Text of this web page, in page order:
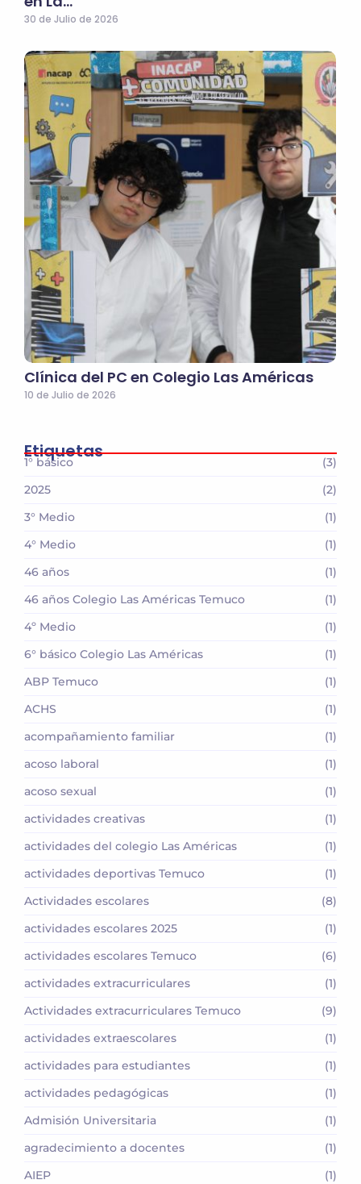
30 de Julio de 2026
Clínica del PC en Colegio Las Américas
10 de Julio de 2026
Etiquetas
1° básico
(3)
2025
(2)
3° Medio
(1)
4° Medio
(1)
46 años
(1)
46 años Colegio Las Américas Temuco
(1)
4º Medio
(1)
6° básico Colegio Las Américas
(1)
ABP Temuco
(1)
ACHS
(1)
acompañamiento familiar
(1)
acoso laboral
(1)
acoso sexual
(1)
actividades creativas
(1)
actividades del colegio Las Américas
(1)
actividades deportivas Temuco
(1)
Actividades escolares
(8)
actividades escolares 2025
(1)
actividades escolares Temuco
(6)
actividades extracurriculares
(1)
Actividades extracurriculares Temuco
(9)
actividades extraescolares
(1)
actividades para estudiantes
(1)
actividades pedagógicas
(1)
Admisión Universitaria
(1)
agradecimiento a docentes
(1)
AIEP
(1)